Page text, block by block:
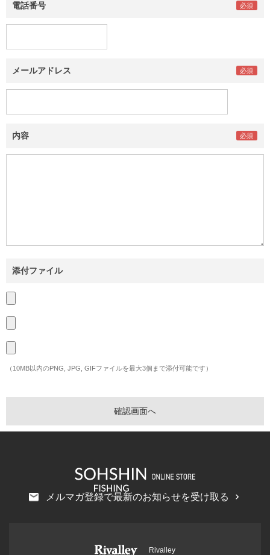
電話番号
メールアドレス
内容
添付ファイル
（10MB以内のPNG, JPG, GIFファイルを最大3個まで添付可能です）
メルマガ登録で最新のお知らせを受け取る
Rivalley